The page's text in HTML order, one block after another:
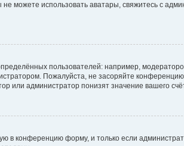
можете использовать аватары, свяжитесь с
пользователей: например,
Пожалуйста, не засоряйте
или администратор понизят значение вашего
в конференцию форму, и только если